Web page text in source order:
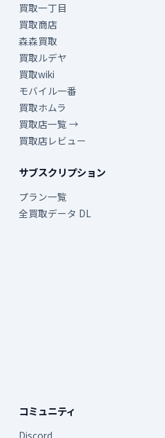
買取一丁目
買取商店
森森買取
買取ルデヤ
買取wiki
モバイル一番
買取ホムラ
買取店一覧 →
買取店レビュー
サブスクリプション
プラン一覧
全買取データ DL
コミュニティ
Discord